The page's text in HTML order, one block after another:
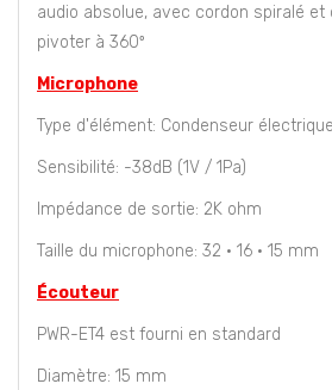
audio absolue, avec cordon spiralé
pivoter à 360º
Microphone
Type d'élément: Condenseur
Sensibilité: -38dB (1V / 1Pa)
Impédance de sortie: 2K ohm
Taille du microphone: 32 · 16 · 15 mm
Écouteur
PWR-ET4 est fourni en standard
Diamètre: 15 mm